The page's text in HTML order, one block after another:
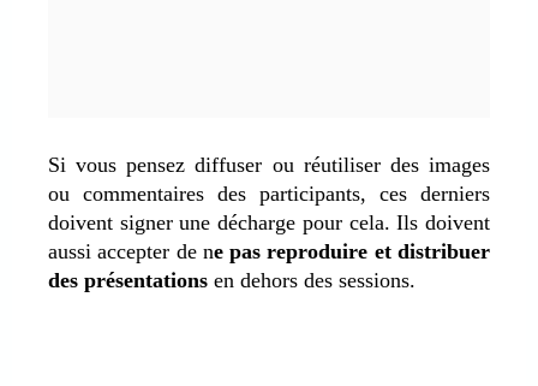
Si vous pensez diffuser ou réutiliser des images
ou commentaires des participants, ces derniers
doivent signer une décharge pour cela. Ils doivent
aussi accepter de ne pas reproduire et distribuer
des présentations en dehors des sessions.